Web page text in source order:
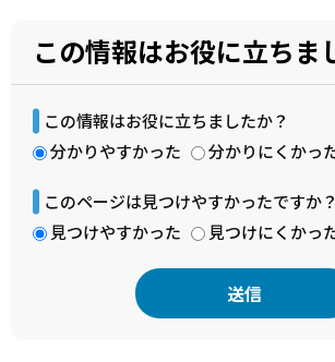
この情報はお役に立ちま
この情報はお役に立ちましたか？
分かりやすかった
分かりにくかっ
このページは見つけやすかったですか？
見つけやすかった
見つけにくかっ